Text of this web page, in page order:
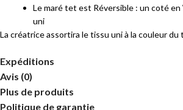
Le maré tet est Réversible : un coté en
uni
La créatrice assortira le tissu uni à la couleur du
Expéditions
Avis (0)
Plus de produits
Politique de garantie